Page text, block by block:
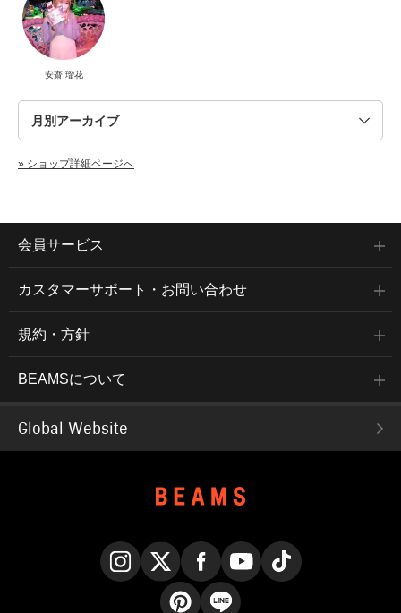
安齋 瑠花
» ショップ詳細ページへ
会員サービス
カスタマーサポート・お問い合わせ
規約・方針
BEAMSについて
Global Website